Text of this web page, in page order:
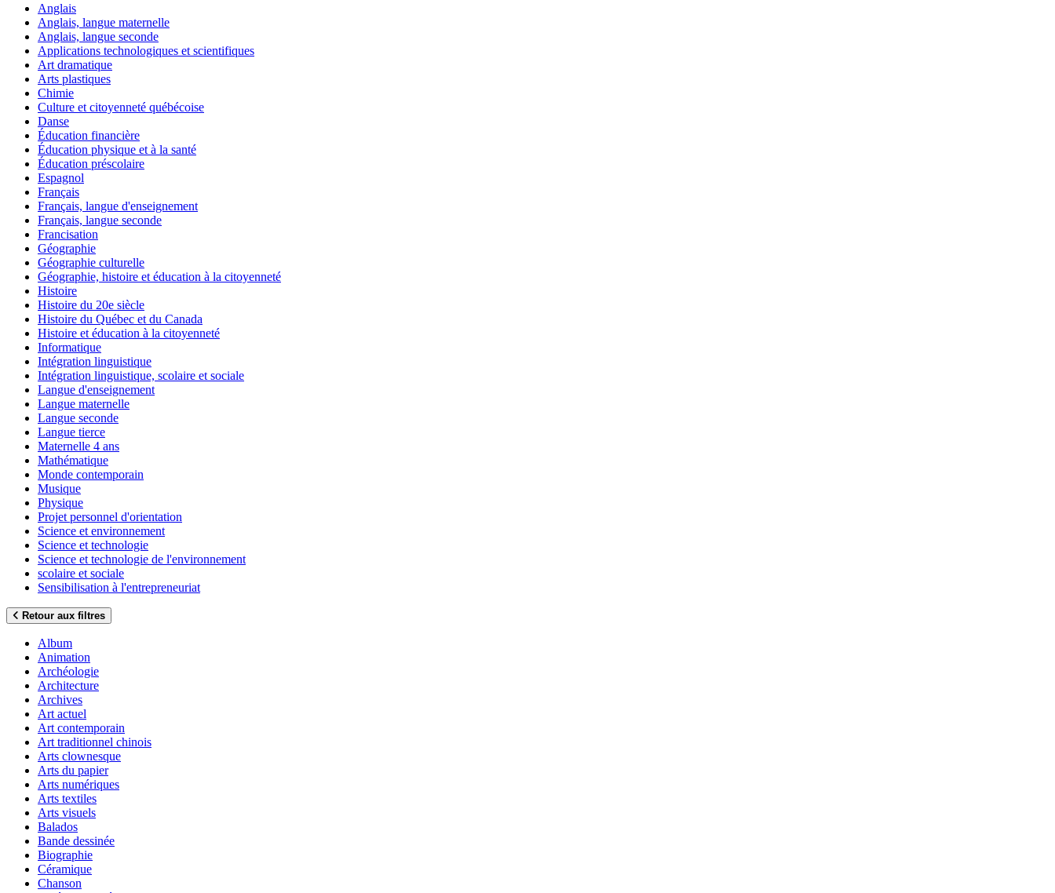
Anglais
Anglais, langue maternelle
Anglais, langue seconde
Applications technologiques et scientifiques
Art dramatique
Arts plastiques
Chimie
Culture et citoyenneté québécoise
Danse
Éducation financière
Éducation physique et à la santé
Éducation préscolaire
Espagnol
Français
Français, langue d'enseignement
Français, langue seconde
Francisation
Géographie
Géographie culturelle
Géographie, histoire et éducation à la citoyenneté
Histoire
Histoire du 20e siècle
Histoire du Québec et du Canada
Histoire et éducation à la citoyenneté
Informatique
Intégration linguistique
Intégration linguistique, scolaire et sociale
Langue d'enseignement
Langue maternelle
Langue seconde
Langue tierce
Maternelle 4 ans
Mathématique
Monde contemporain
Musique
Physique
Projet personnel d'orientation
Science et environnement
Science et technologie
Science et technologie de l'environnement
scolaire et sociale
Sensibilisation à l'entrepreneuriat
Retour aux filtres
Album
Animation
Archéologie
Architecture
Archives
Art actuel
Art contemporain
Art traditionnel chinois
Arts clownesque
Arts du papier
Arts numériques
Arts textiles
Arts visuels
Balados
Bande dessinée
Biographie
Céramique
Chanson